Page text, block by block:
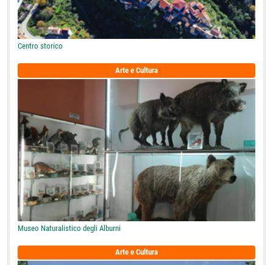
Centro storico
Arte e Cultura
Museo Naturalistico degli Alburni
Arte e Cultura